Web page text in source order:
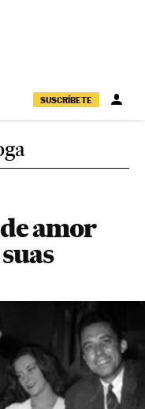
SUSCRÍBETE
amor